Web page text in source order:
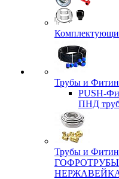
Трубы и
PUSH-
ПНД
Трубы и
ГОФРОТРУБЫ